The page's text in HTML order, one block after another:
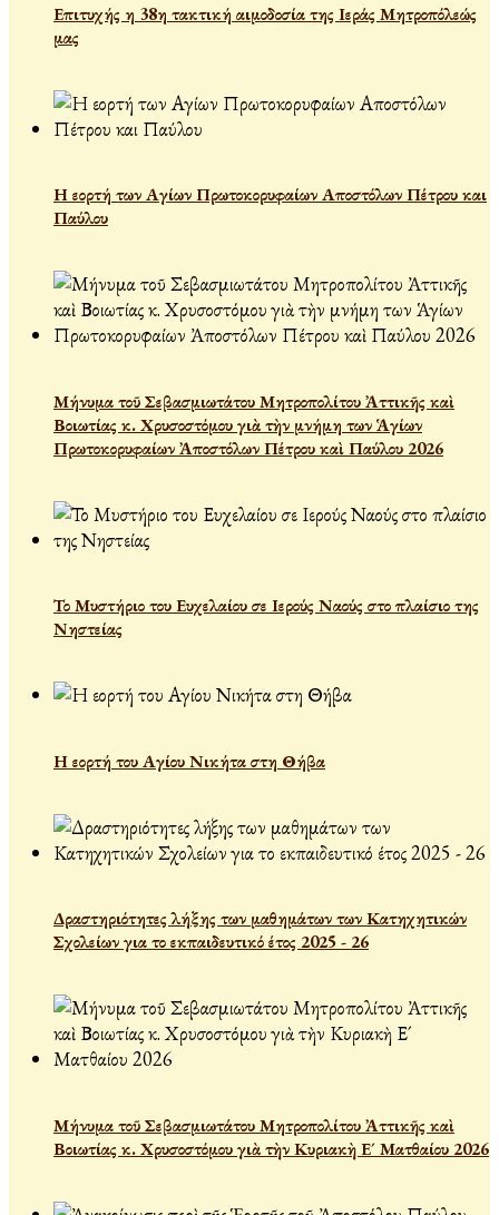
Επιτυχής η 38η τακτική αιμοδοσία της Ιεράς Μητροπόλεώς
μας
Η εορτή των Αγίων Πρωτοκορυφαίων Αποστόλων Πέτρου και
Παύλου
Μήνυμα τοῦ Σεβασμιωτάτου Μητροπολίτου Ἀττικῆς καὶ
Βοιωτίας κ. Χρυσοστόμου γιὰ τὴν μνήμη των Ἁγίων
Πρωτοκορυφαίων Ἀποστόλων Πέτρου καὶ Παύλου 2026
Το Μυστήριο του Ευχελαίου σε Ιερούς Ναούς στο πλαίσιο της
Νηστείας
Η εορτή του Αγίου Νικήτα στη Θήβα
Δραστηριότητες λήξης των μαθημάτων των Κατηχητικών
Σχολείων για το εκπαιδευτικό έτος 2025 - 26
Μήνυμα τοῦ Σεβασμιωτάτου Μητροπολίτου Ἀττικῆς καὶ
Βοιωτίας κ. Χρυσοστόμου γιὰ τὴν Κυριακὴ Ε´ Ματθαίου 2026